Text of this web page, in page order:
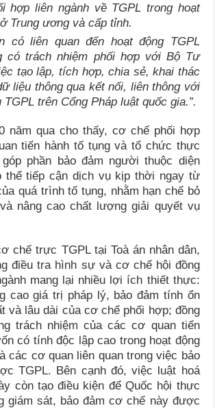
hợp liên ngành về TGPL trong hoạt
Trung ương và cấp tỉnh.
có liên quan đến hoạt động TGPL
có trách nhiệm phối hợp với Bộ Tư
tạo lập, tích hợp, chia sẻ, khai thác
liệu thông qua kết nối, liên thông với
trên Cổng Pháp luật quốc gia.”.
năm qua cho thấy, cơ chế phối hợp
tiến hành tố tụng và tổ chức thực
phần bảo đảm người thuộc diện
thể tiếp cận dịch vụ kịp thời ngay từ
quá trình tố tụng, nhằm hạn chế bỏ
nâng cao chất lượng giải quyết vụ
chế trực TGPL tại Toà án nhân dân,
điều tra hình sự và cơ chế hội đồng
mang lại nhiều lợi ích thiết thực:
cao giá trị pháp lý, bảo đảm tính ổn
và lâu dài của cơ chế phối hợp; đồng
trách nhiệm của các cơ quan tiến
có tính độc lập cao trong hoạt động
các cơ quan liên quan trong việc bảo
TGPL. Bên cạnh đó, việc luật hoá
còn tạo điều kiện để Quốc hội thực
giám sát, bảo đảm cơ chế này được